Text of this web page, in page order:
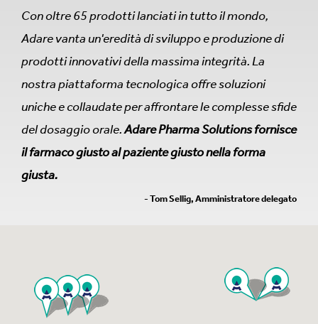
Con oltre 65 prodotti lanciati in tutto il mondo,
Adare vanta un'eredità di sviluppo e produzione di
prodotti innovativi della massima integrità. La
nostra piattaforma tecnologica offre soluzioni
uniche e collaudate per affrontare le complesse sfide
del dosaggio orale.Adare Pharma Solutions fornisce
il farmaco giusto al paziente giusto nella forma
giusta.
- Tom Sellig, Amministratore delegato